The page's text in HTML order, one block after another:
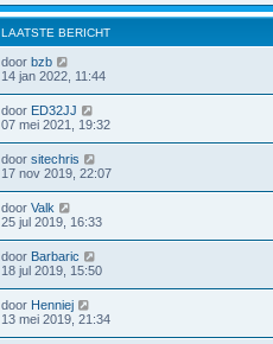
LAATSTE BERICHT
door bzb
14 jan 2022, 11:44
door ED32JJ
07 mei 2021, 19:32
door sitechris
17 nov 2019, 22:07
door Valk
25 jul 2019, 16:33
door Barbaric
18 jul 2019, 15:50
door Henniej
13 mei 2019, 21:34